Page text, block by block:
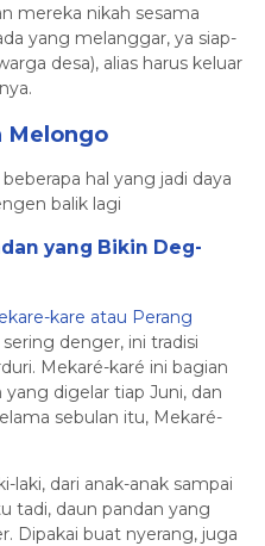
mereka nikah sesama
yang melanggar, ya siap-
desa), alias harus keluar
Melongo
hal yang jadi daya
balik lagi
yang Bikin Deg-
kare atau Perang
denger, ini tradisi
Mekaré-karé ini bagian
yang digelar tiap Juni, dan
sebulan itu, Mekaré-
laki, dari anak-anak sampai
tadi, daun pandan yang
Dipakai buat nyerang, juga